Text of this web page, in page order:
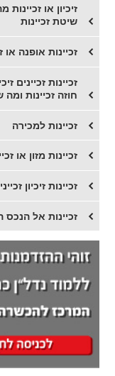
זיכיון או
שיטת זכיינות
זכיינות אופנה או
זכיינות זכיינים
חוזה זכיינות ומה
זכיינות למכירה
זכיינות מזון או
​זכיינות זיכיון
זכיינות אל